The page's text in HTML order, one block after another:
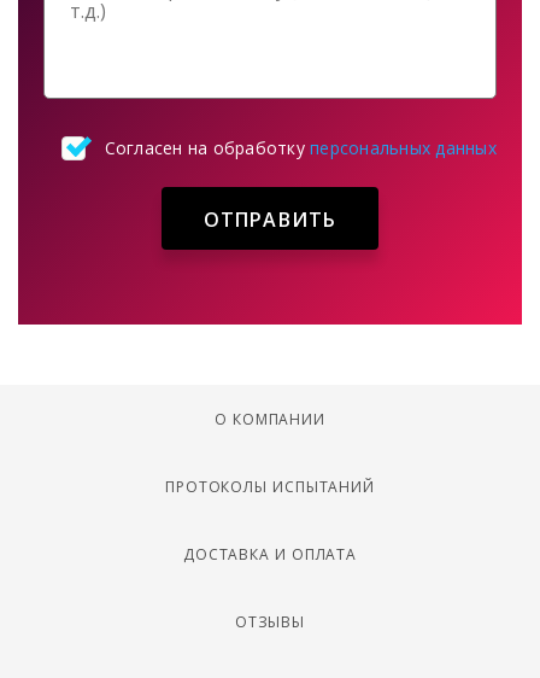
Согласен на обработку персональных данных
ОТПРАВИТЬ
О КОМПАНИИ
ПРОТОКОЛЫ ИСПЫТАНИЙ
ДОСТАВКА И ОПЛАТА
ОТЗЫВЫ